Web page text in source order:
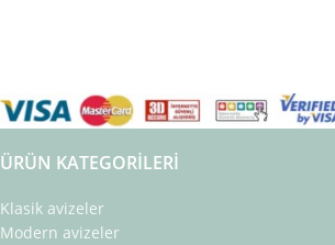
ÜRÜN KATEGORILERI
Klasik avizeler
Modern avizeler